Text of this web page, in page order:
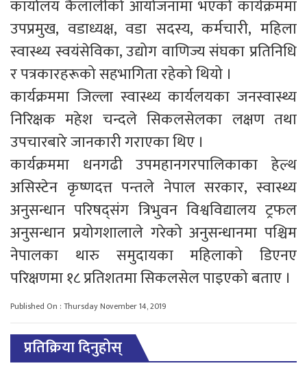
कार्यालय कैलालीको आयोजनामा भएको कार्यक्रममा
उपप्रमुख, वडाध्यक्ष, वडा सदस्य, कर्मचारी, महिला
स्वास्थ्य स्वयंसेविका, उद्योग वाणिज्य संघका प्रतिनिधि
र पत्रकारहरूको सहभागिता रहेको थियो ।
कार्यक्रममा जिल्ला स्वास्थ्य कार्यलयका जनस्वास्थ्य
निरिक्षक महेश चन्दले सिकलसेलका लक्षण तथा
उपचारबारे जानकारी गराएका थिए ।
कार्यक्रममा धनगढी उपमहानगरपालिकाका हेल्थ
असिस्टेन कृष्णदत्त पन्तले नेपाल सरकार, स्वास्थ्य
अनुसन्धान परिषद्संग त्रिभुवन विश्वविद्यालय ट्रफल
अनुसन्धान प्रयोगशालाले गरेको अनुसन्धानमा पश्चिम
नेपालका थारु समुदायका महिलाको डिएनए
परिक्षणमा १८ प्रतिशतमा सिकलसेल पाइएको बताए ।
Published On : Thursday November 14, 2019
प्रतिक्रिया दिनुहोस्